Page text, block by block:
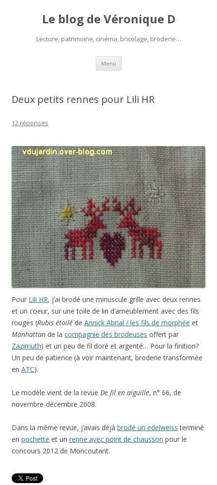
Le blog de Véronique D
Lecture, patrimoine, cinéma, bricolage, broderie…
Menu Aller
contenu
Deux petits rennes pour Lili HR
12 réponses
Pour Lili HR, j’ai brodé une minuscule grille avec deux rennes
et un coeur, sur une toile de lin d’ameublement avec des fils
rouges (Rubis étoilé de Annick Abrial / les fils de morphée et
Manhattan de la compagnie des brodeuses offert par
Zazimuth) et un peu de fil doré et argenté… Pour la finition?
Un peu de patience (à voir maintenant, broderie transformée
en ATC).
Le modèle vient de la revue De fil en aiguille, n° 66, de
novembre-décembre 2008.
Dans la même revue, j’avais déjà brodé un edelweiss terminé
en pochette et un renne avec point de chausson pour le
concours 2012 de Moncoutant.